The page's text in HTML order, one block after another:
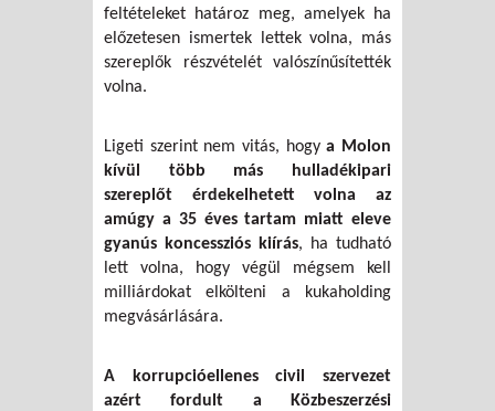
feltételeket határoz meg, amelyek ha
előzetesen ismertek lettek volna, más
szereplők részvételét valószínűsítették
volna.
Ligeti szerint nem vitás, hogya Molon
kívül több más hulladékipari
szereplőt érdekelhetett volna az
amúgy a 35 éves tartam miatt eleve
gyanús koncessziós kiírás, ha tudható
lett volna, hogy végül mégsem kell
milliárdokat elkölteni a kukaholding
megvásárlására.
A korrupcióellenes civil szervezet
azért fordult a Közbeszerzési